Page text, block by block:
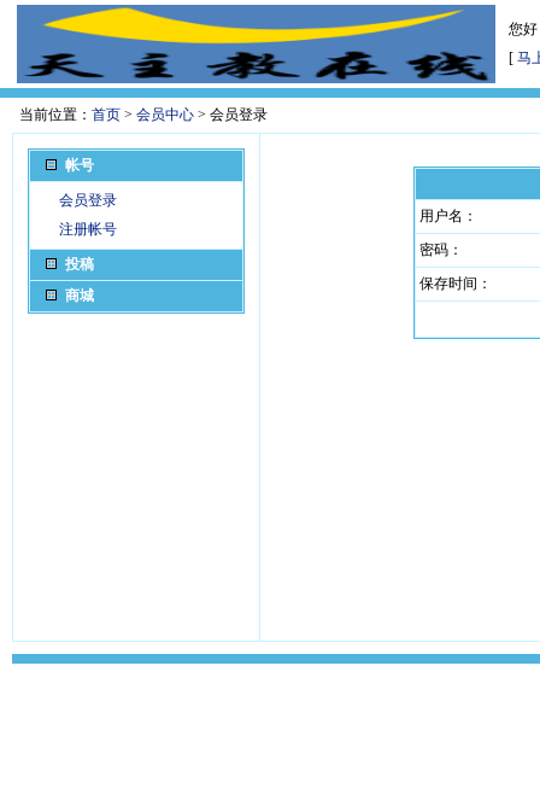
您
[ 马
当前位置： 首页 > 会员中心 > 会员登录
帐号
会员登录
注册帐号
投稿
商城
用户名：
密码：
保存时间：